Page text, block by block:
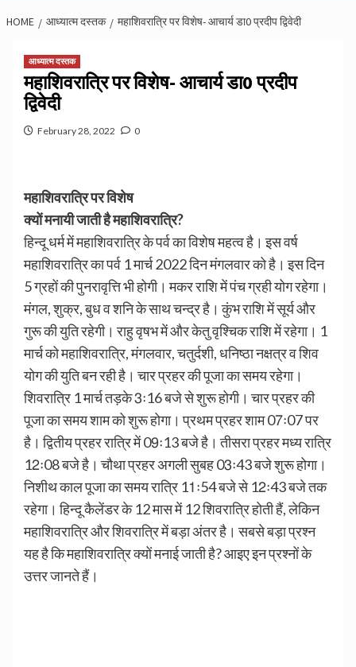
HOME आध्यात्म दस्तक महाशिवरात्रि पर विशेष- आचार्य डा0 प्रदीप द्विवेदी
आध्यात्म दस्तक
महाशिवरात्रि पर विशेष- आचार्य डा0 प्रदीप
द्विवेदी
February 28, 2022 0
महाशिवरात्रि पर विशेष
क्यों मनायी जाती है महाशिवरात्रि?
हिन्दू धर्म में महाशिवरात्रि के पर्व का विशेष महत्व है। इस वर्ष
महाशिवरात्रि का पर्व 1 मार्च 2022 दिन मंगलवार को है। इस दिन
5 ग्रहों की पुनरावृत्ति भी होगी। मकर राशि में पंच ग्रही योग रहेगा।
मंगल, शुक्र, बुध व शनि के साथ चन्द्र है। कुंभ राशि में सूर्य और
गुरू की युति रहेगी। राहु वृषभ में और केतु वृश्चिक राशि में रहेगा। 1
मार्च को महाशिवरात्रि, मंगलवार, चतुर्दशी, धनिष्ठा नक्षत्र व शिव
योग की युति बन रही है। चार प्रहर की पूजा का समय रहेगा।
शिवरात्रि 1 मार्च तड़के 3ः16 बजे से शुरू होगी। चार प्रहर की
पूजा का समय शाम को शुरू होगा। प्रथम प्रहर शाम 07ः07 पर
है। द्वितीय प्रहर रात्रि में 09ः13 बजे है। तीसरा प्रहर मध्य रात्रि
12ः08 बजे है। चौथा प्रहर अगली सुबह 03ः43 बजे शुरू होगा।
निशीथ काल पूजा का समय रात्रि 11ः54 बजे से 12ः43 बजे तक
रहेगा। हिन्दू कैलेंडर के 12 मास में 12 शिवरात्रि होती हैं, लेकिन
महाशिवरात्रि और शिवरात्रि में बड़ा अंतर है। सबसे बड़ा प्रश्न
यह है कि महाशिवरात्रि क्यों मनाई जाती है? आइए इन प्रश्नों के
उत्तर जानते हैं।